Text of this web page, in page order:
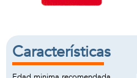
Características